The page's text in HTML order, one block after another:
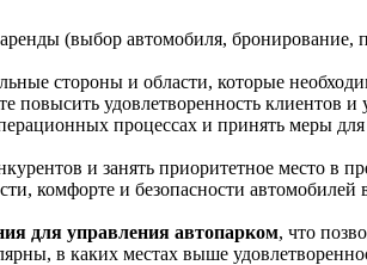
(выбор автомобиля, бронирование,
стороны и области, которые
удовлетворенность клиентов и
процессах и принять меры
и занять приоритетное место в
комфорте и безопасности автомобилей
для управления автопарком, что
в каких местах выше